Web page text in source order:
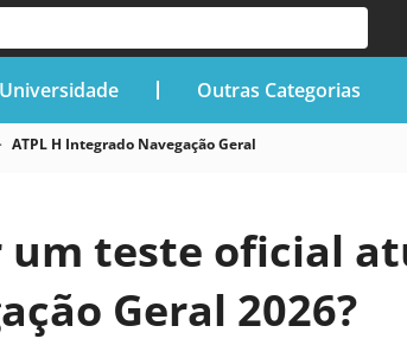
Universidade Outras Categorias
ATPL H Integrado Navegação Geral
um teste oficial
Geral 2026?